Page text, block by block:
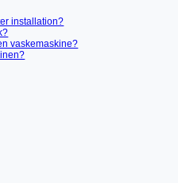
installation?
vaskemaskine?